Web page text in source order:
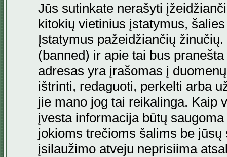
Jūs sutinkate nerašyti
kitokių vietinius įstatymus,
Įstatymus pažeidžiančių
(banned) ir apie tai bus
adresas yra įrašomas į
ištrinti, redaguoti, perkelti arba
jie mano jog tai reikalinga. Kaip
įvesta informacija būtų
jokioms trečioms šalims be jūsų
įsilaužimo atveju neprisiima